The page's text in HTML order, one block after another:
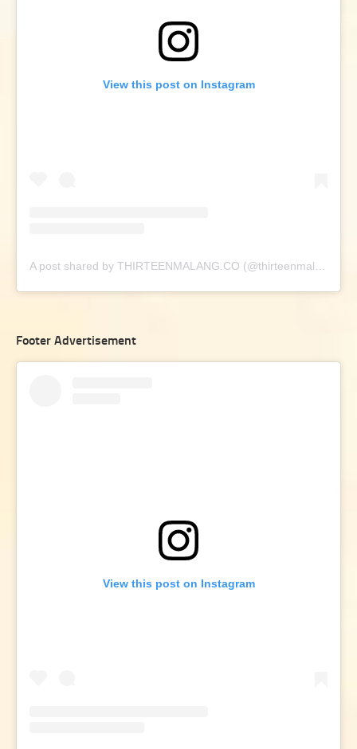
View this post on Instagram
A post shared by THIRTEENMALANG.CO (@thirteenmalang.co)
Footer Advertisement
View this post on Instagram